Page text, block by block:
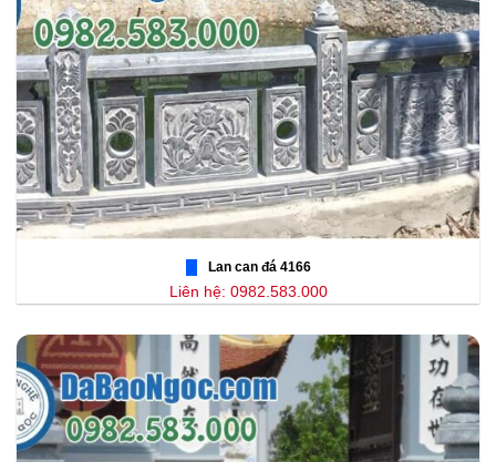
Lan can đá 4166
Liên hệ: 0982.583.000